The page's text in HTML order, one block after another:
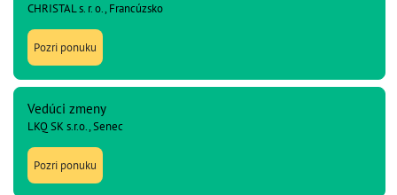
CHRISTAL s. r. o., Francúzsko
Pozri ponuku
Vedúci zmeny
LKQ SK s.r.o., Senec
Pozri ponuku